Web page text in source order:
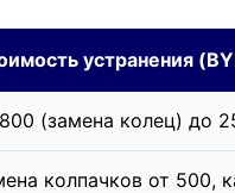
устранения
(замена колец) до
колпачков от 500,